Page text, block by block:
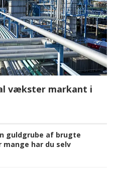
vækster markant i
guldgrube af brugte
mange har du selv